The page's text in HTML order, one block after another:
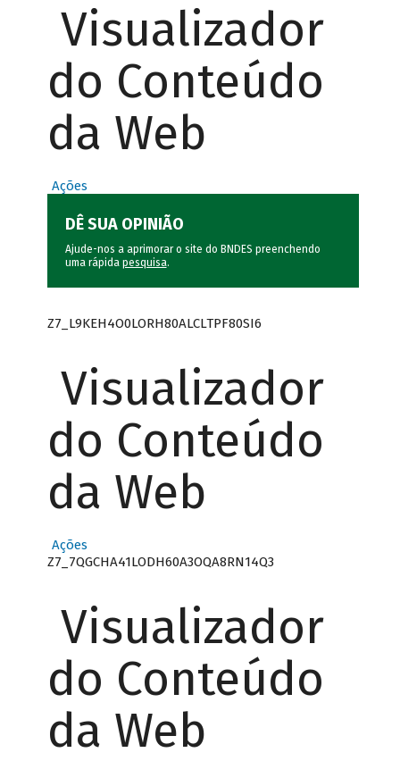
Visualizador
do Conteúdo
da Web
Ações
DÊ SUA OPINIÃO
Ajude-nos a aprimorar o site do BNDES preenchendo
uma rápida pesquisa.
Z7_L9KEH4O0LORH80ALCLTPF80SI6
Visualizador
do Conteúdo
da Web
Ações
Z7_7QGCHA41LODH60A3OQA8RN14Q3
Visualizador
do Conteúdo
da Web